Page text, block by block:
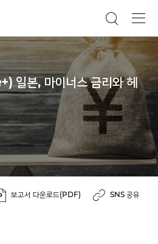
일본, 마이너스 금리와 헤
보고서 다운로드(PDF) SNS 공유